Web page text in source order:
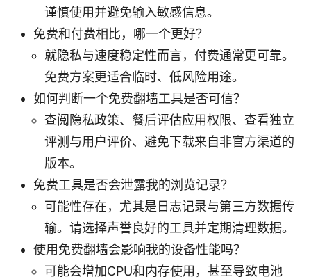
谨慎使用并避免输入敏感信息。
免费和付费相比，哪一个更好？
就隐私与速度稳定性而言，付费通常更可靠。
免费方案更适合临时、低风险用途。
如何判断一个免费翻墙工具是否可信？
查阅隐私政策、餐后评估应用权限、查看独立
评测与用户评价、避免下载来自非官方渠道的
版本。
免费工具是否会泄露我的浏览记录？
可能性存在，尤其是日志记录与第三方数据传
输。请选择声誉良好的工具并定期清理数据。
使用免费翻墙会影响我的设备性能吗？
可能会增加CPU和内存使用，甚至导致电池